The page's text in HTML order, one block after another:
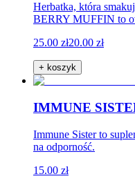
Herbatka, która
BERRY MUFFIN to
25.00 zł20.00 zł
+ koszyk
IMMUNE
Immune Sister to
na odporność.
15.00 zł